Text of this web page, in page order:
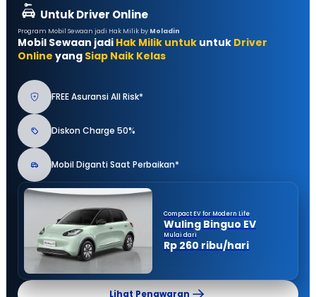
Untuk Driver Online
Program Mobil Sewaan jadi Hak Milik by Moladin
Mobil Sewaan jadi Hak Milik untuk untuk Driver
Online yang Siap Naik Kelas
FREE Asuransi All Risk*
Diskon Charge 50%
Mobil Diganti Saat Perbaikan*
Compact EV for Modern Life
Wuling Binguo EV
Mulai dari
Rp 260 ribu/hari
Lihat Penawaran